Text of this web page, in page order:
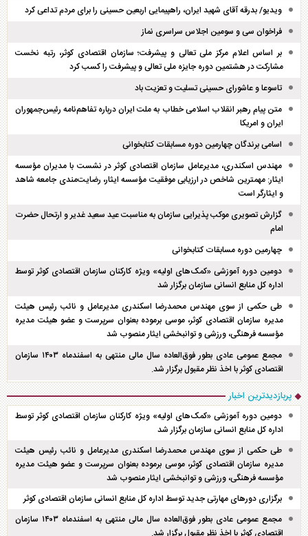
ویدیو/ بدرقه آقای شهید ایران، راهپیمایی اربعین حسینی را برای مردم تداعی کرد
فراخوان سی و سومین اجلاس سراسری نماز
بر اساس اعلام مرکز ملی تعالی و پیشرفت؛ سازمان اقتصادی کوثر، رتبه نخست
مشارکت در هشتمین دوره جایزه ملی تعالی و پیشرفت را کسب کرد
تاسوعا و عاشورای حسینی تسلیت و تعزیت باد
متن پیام رهبر انقلاب اسلامی خطاب به ملت ایران درباره تفاهم‌نامه رئیس‌جمهوران
ایران و امریکا
اسامی برندگان چهارمین دوره مسابقات کتابخوانی
مهندس اسکندری، مدیرعامل سازمان اقتصادی کوثر در نشست با مدیران مؤسسه
ایثار: مهمترین شاخص در ارزیابی موفقیت مؤسسه ایثار، رضایت‌مندی جامعه شاهد
و ایثارگر است
گزارش تصویری موکب پذیرایی سازمان به مناسبت عید سعید غدیر و ارتحال حضرت
امام
چهارمین دوره مسابقات کتابخوانی
دومین دوره آموزشی «کمک‌های اولیه» ویژه کارکنان سازمان اقتصادی کوثر توسط
اداره کل منابع انسانی سازمان برگزار شد
طی حکمی از سوی مهندس محمدرضا اسکندری مدیرعامل و نائب رئیس هیئت
مدیره سازمان اقتصادی کوثر، موسی برموده بعنوان سرپرست و عضو هیئت مدیره
مؤسسه فرهنگی، ورزشی و توانبخشی ایثار منصوب شد
مجمع عمومی عادی بطور فوق‌العاده سال مالی منتهی به اسفند‌ماه ۱۴۰۳ سازمان
اقتصادی کوثر با اخذ نظر مقبول برگزار شد.
پربازدیدترین اخبار
دومین دوره آموزشی «کمک‌های اولیه» ویژه کارکنان سازمان اقتصادی کوثر توسط
اداره کل منابع انسانی سازمان برگزار شد
طی حکمی از سوی مهندس محمدرضا اسکندری مدیرعامل و نائب رئیس هیئت
مدیره سازمان اقتصادی کوثر، موسی برموده بعنوان سرپرست و عضو هیئت مدیره
مؤسسه فرهنگی، ورزشی و توانبخشی ایثار منصوب شد
برگزاری دور‌های مهارتی جدید توسط اداره کل منابع انسانی سازمان اقتصادی کوثر
مجمع عمومی عادی بطور فوق‌العاده سال مالی منتهی به اسفند‌ماه ۱۴۰۳ سازمان
اقتصادی کوثر با اخذ نظر مقبول برگزار شد.